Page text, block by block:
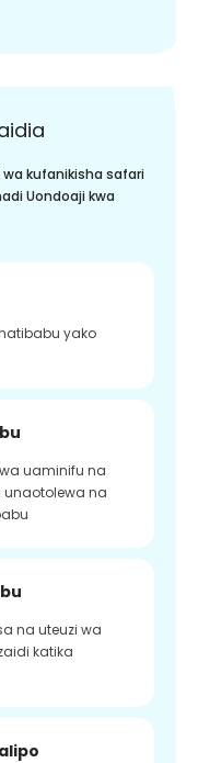
kufanikisha safari
Uondoaji kwa
yako
uaminifu na
na
na uteuzi wa
katika